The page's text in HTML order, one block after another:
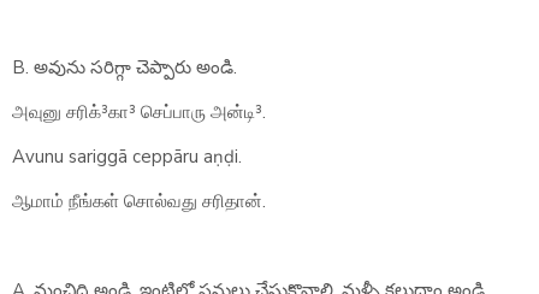
B. అవును సరిగ్గా చెప్పారు అండి.
அவுனு சரிக்³கா³ செப்பாரு அன்டி³.
Avunu sariggā ceppāru aṇḍi.
ஆமாம் நீங்கள் சொல்வது சரிதான்.